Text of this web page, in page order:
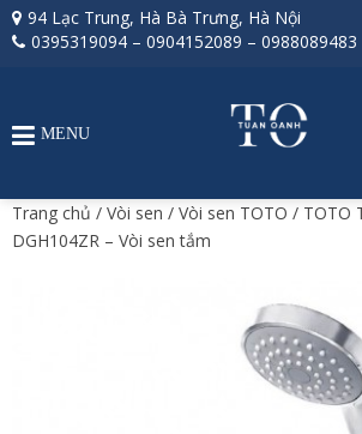
94 Lạc Trung, Hà Bà Trưng, Hà Nội
0395319094 – 0904152089 – 0988089483
MENU
Trang chủ / Vòi sen / Vòi sen TOTO / TOTO
DGH104ZR – Vòi sen tắm